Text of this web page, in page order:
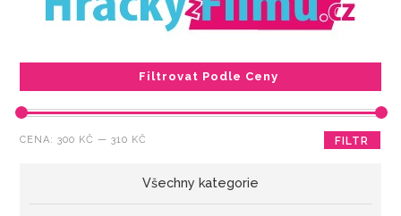
Filtrovat Podle Ceny
Minimální
Maximální
FILTR
CENA:300 KČ —310 KČ
Všechny kategorie